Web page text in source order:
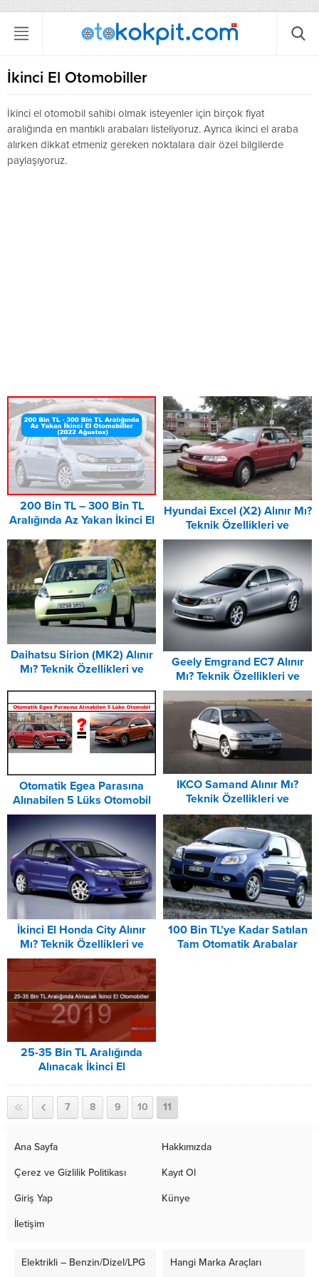
İkinci El Otomobiller
İkinci el otomobil sahibi olmak isteyenler için birçok fiyat
aralığında en mantıklı arabaları listeliyoruz. Ayrıca ikinci el araba
alırken dikkat etmeniz gereken noktalara dair özel bilgilerde
paylaşıyoruz.
200 Bin TL – 300 Bin TL
Aralığında Az Yakan İkinci El
Hyundai Excel (X2) Alınır Mı?
Teknik Özellikleri ve
Donanımları
Daihatsu Sirion (MK2) Alınır
Mı? Teknik Özellikleri ve
Geely Emgrand EC7 Alınır
Mı? Teknik Özellikleri ve
Donanımları
Otomatik Egea Parasına
Alınabilen 5 Lüks Otomobil
IKCO Samand Alınır Mı?
Teknik Özellikleri ve
Donanımları
İkinci El Honda City Alınır
Mı? Teknik Özellikleri ve
Donanımları
100 Bin TL’ye Kadar Satılan
Tam Otomatik Arabalar
25-35 Bin TL Aralığında
Alınacak İkinci El
7 8 9 10 11
Ana Sayfa Hakkımızda
Çerez ve Gizlilik Politikası Kayıt Ol
Giriş Yap Künye
İletişim
Elektrikli – Benzin/Dizel/LPG Hangi Marka Araçları